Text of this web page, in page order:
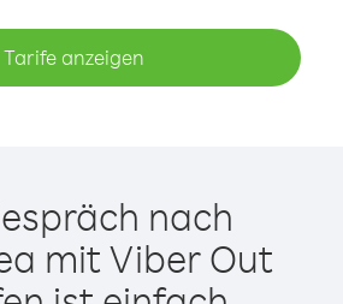
Tarife anzeigen
nach
mit Viber Out